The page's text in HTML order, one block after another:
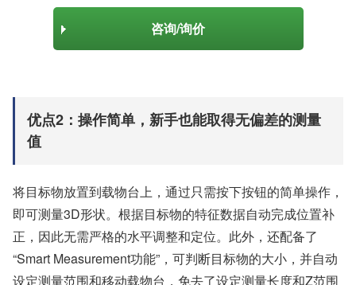
咨询/询价
优点2：操作简单，新手也能取得无偏差的测量
值
将目标物放置到载物台上，通过只需按下按钮的简单操作，
即可测量3D形状。根据目标物的特征数据自动完成位置补
正，因此无需严格的水平调整和定位。此外，还配备了
“Smart Measurement功能”，可判断目标物的大小，并自动
设定测量范围和移动载物台，免去了设定测量长度和Z范围